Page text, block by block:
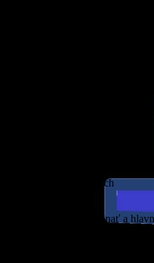
POMÁHAJÚ
mnoho zaujímavých
témy šikany.
ale treba aktívne konať a
aj naše pedagogické
Oveľa
sa ich citlivosť voči